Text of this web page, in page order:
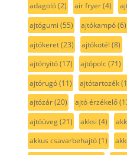
adagoló(2) air fryer(4)
ajtógumi (55) ajtókampó(6)
ajtókeret(23) ajtókötél (8)
ajtónyitó(17) ajtópolc(71)
ajtórugó(11) ajtótartozék
ajtózár(20) ajtó érzékelő
ajtóüveg(21) akksi (4)
akkus csavarbehajtó(1)